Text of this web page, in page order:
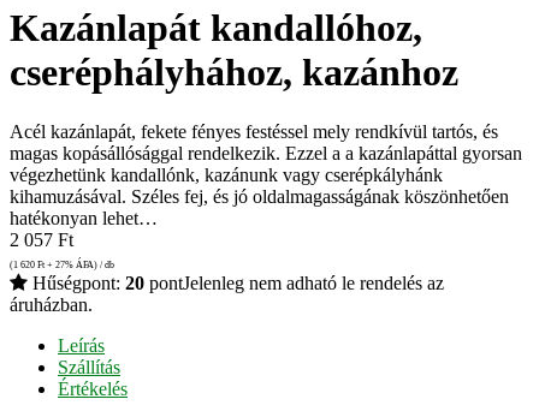
Kazánlapát kandallóhoz,
cseréphályhához, kazánhoz
Acél kazánlapát, fekete fényes festéssel mely rendkívül tartós, és
magas kopásállósággal rendelkezik. Ezzel a a kazánlapáttal gyorsan
végezhetünk kandallónk, kazánunk vagy cserépkályhánk
kihamuzásával. Széles fej, és jó oldalmagasságának köszönhetően
hatékonyan lehet…
2 057 Ft
(1 620 Ft + 27% ÁFA) / db
Hűségpont: 20 pontJelenleg nem adható le rendelés az
áruházban.
Leírás
Szállítás
Értékelés